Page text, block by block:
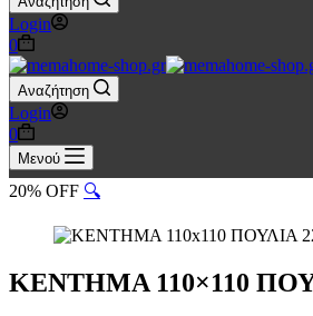
Login
Καλάθι
Αγορών
0
Αναζήτηση
Login
Καλάθι
Αγορών
0
Μενού
20% OFF 🔍
ΚΕΝΤΗΜΑ 110×110